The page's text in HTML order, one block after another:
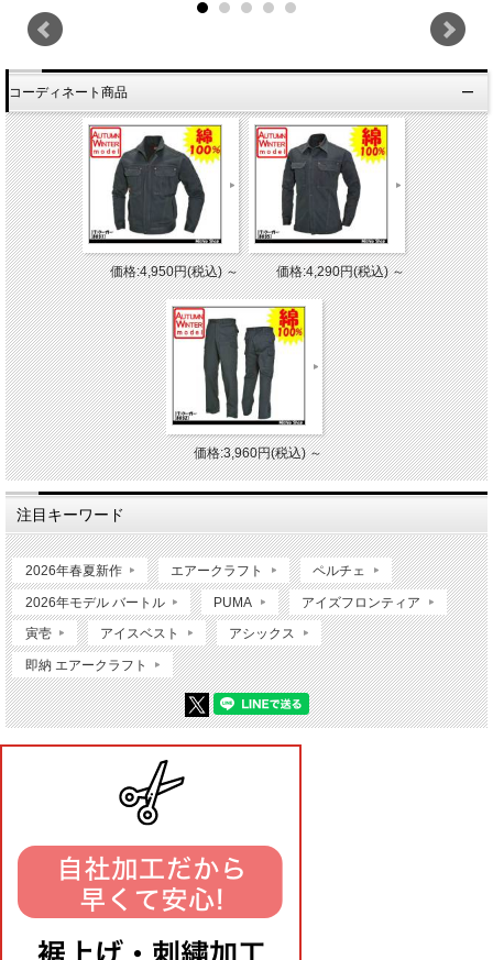
コーディネート商品
価格:4,950円(税込)～ 価格:4,290円(税込)～
価格:3,960円(税込)～
注目キーワード
2026年春夏新作 エアークラフト ペルチェ
2026年モデル バートル PUMA アイズフロンティア
寅壱 アイスベスト アシックス
即納 エアークラフト